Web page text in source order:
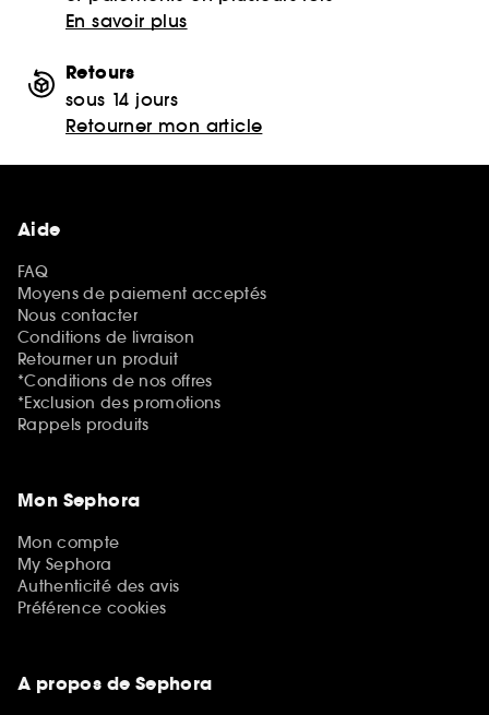
En savoir plus
Retours
sous 14 jours
Retourner mon article
Aide
FAQ
Moyens de paiement acceptés
Nous contacter
Conditions de livraison
Retourner un produit
*Conditions de nos offres
*Exclusion des promotions
Rappels produits
Mon Sephora
Mon compte
My Sephora
Authenticité des avis
Préférence cookies
A propos de Sephora